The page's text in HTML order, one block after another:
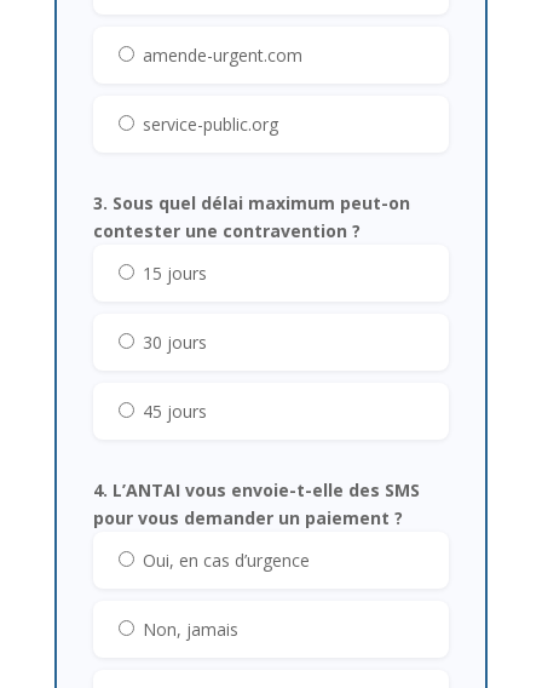
amende-urgent.com
service-public.org
3. Sous quel délai maximum peut-on
contester une contravention ?
15 jours
30 jours
45 jours
4. L’ANTAI vous envoie-t-elle des SMS
pour vous demander un paiement ?
Oui, en cas d’urgence
Non, jamais